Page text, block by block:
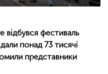
відбувся фестиваль
понад 73 тисячі
представники